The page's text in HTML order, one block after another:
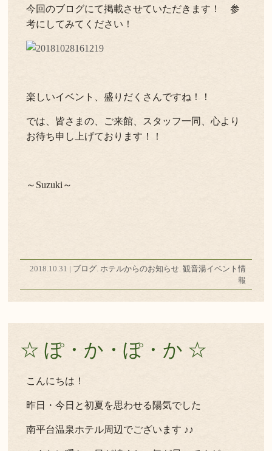
今回のブログにて掲載させていただきます！ 参
考にしてみてください！
楽しいイベント、盛りだくさんですね！！
では、皆さまの、ご来館、スタッフ一同、心より
お待ち申し上げております！！
～Suzuki～
2018.10.31 | ブログ. ホテルからのお知らせ. 観音湯イベント情
報
☆ ぽ・か・ぽ・か ☆
こんにちは！
昨日・今日と初夏を思わせる陽気でした
南平台温泉ホテル周辺でございます ♪♪